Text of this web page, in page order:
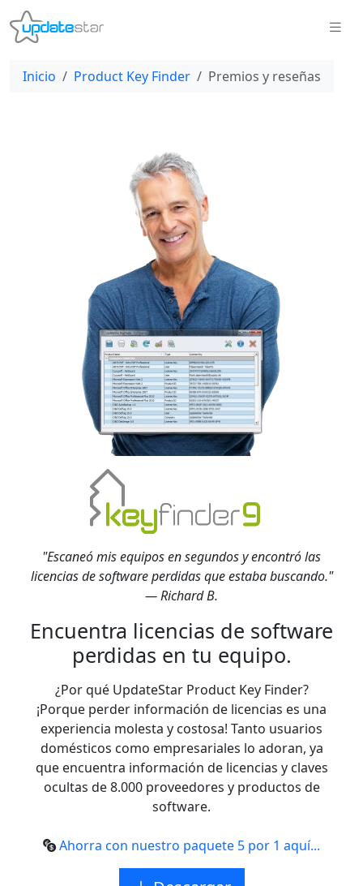
Inicio Product Key Finder Premios y reseñas
"Escaneó mis equipos en segundos y encontró las
licencias de software perdidas que estaba buscando."
— Richard B.
Encuentra licencias de software
perdidas en tu equipo.
¿Por qué UpdateStar Product Key Finder?
¡Porque perder información de licencias es una
experiencia molesta y costosa! Tanto usuarios
domésticos como empresariales lo adoran, ya
que encuentra información de licencias y claves
ocultas de 8.000 proveedores y productos de
software.
Ahorra con nuestro paquete 5 por 1 aquí...